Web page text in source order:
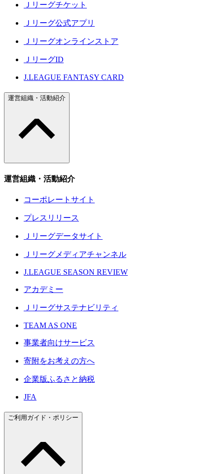
Ｊリーグチケット
Ｊリーグ公式アプリ
Ｊリーグオンラインストア
ＪリーグID
J.LEAGUE FANTASY CARD
運営組織・活動紹介
運営組織・活動紹介
コーポレートサイト
プレスリリース
Ｊリーグデータサイト
Ｊリーグメディアチャンネル
J.LEAGUE SEASON REVIEW
アカデミー
Ｊリーグサステナビリティ
TEAM AS ONE
事業者向けサービス
寄附をお考えの方へ
企業版ふるさと納税
JFA
ご利用ガイド・ポリシー